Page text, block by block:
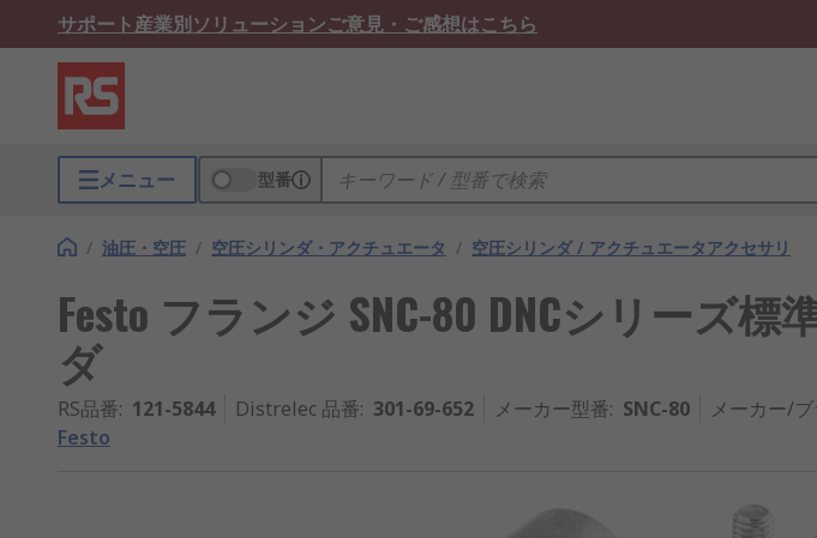
サポート産業別ソリューションご意見・ご感想はこちら
メニュー 型番
/ 油圧・空圧 / 空圧シリンダ・アクチュエータ / 空圧シリンダ / アクチュエータアクセサリ
Festo フランジ SNC-80 DNCシリーズ標
ダ
RS品番: 121-5844 Distrelec 品番: 301-69-652 メーカー型番: SNC-80 メーカー/
Festo